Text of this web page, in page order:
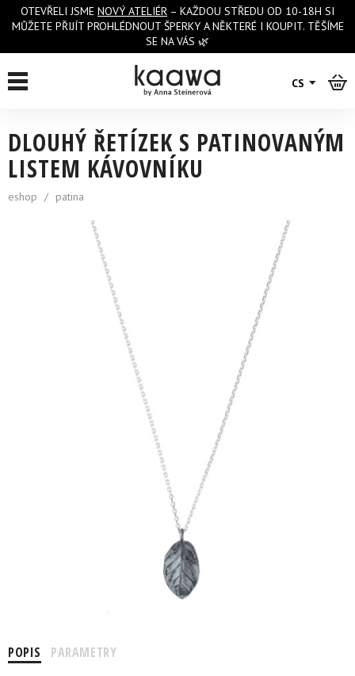
OTEVŘELI JSME NOVÝ ATELIÉR – KAŽDOU STŘEDU OD 10-18H SI
MŮŽETE PŘIJÍT PROHLÉDNOUT ŠPERKY A NĚKTERÉ I KOUPIT. TĚŠÍME
SE NA VÁS 🌿
CS
zpět na výpis
DLOUHÝ ŘETÍZEK S PATINOVANÝM
LISTEM KÁVOVNÍKU
eshop / patina
POPIS PARAMETRY